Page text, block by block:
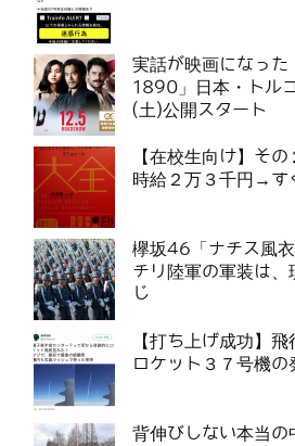
実話が映画になった
1890」日本・トル
(土)公開スタート
【在校生向け】そ
時給２万３千円→す
欅坂46「ナチス風
チリ陸軍の軍装は、
じ
【打ち上げ成功】
ロケット３７号機の
背伸びしない本当の